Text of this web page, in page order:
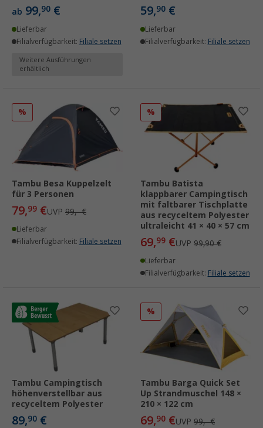
ab 99,90 €
Lieferbar
Filialverfügbarkeit: Filiale setzen
Weitere Ausführungen
erhältlich
59,90 €
Lieferbar
Filialverfügbarkeit: Filiale setzen
%
Tambu Besa Kuppelzelt
für 3 Personen
79,99 €UVP 99,- €
Lieferbar
Filialverfügbarkeit: Filiale setzen
%
Tambu Batista
klappbarer Campingtisch
mit faltbarer Tischplatte
aus recyceltem Polyester
ultraleicht 41 × 40 × 57 cm
69,99 €UVP 99,90 €
Lieferbar
Filialverfügbarkeit: Filiale setzen
Tambu Campingtisch
höhenverstellbar aus
recyceltem Polyester
89,90 €
%
Tambu Barga Quick Set
Up Strandmuschel 148 ×
210 × 122 cm
69,90 €UVP 99,- €